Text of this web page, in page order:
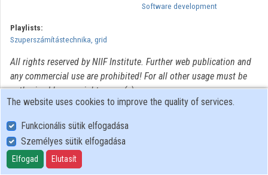
Software development
Playlists:
Szuperszámítástechnika, grid
All rights reserved by NIIF Institute. Further web publication and
any commercial use are prohibited! For all other usage must be
authorized by copyright owner(s).
User Policy
Adatkezelési tájékoztató (en)
Cookie Policy
The website uses cookies to improve the quality of services.
Funkcionális sütik elfogadása
Személyes sütik elfogadása
Elfogad Elutasít